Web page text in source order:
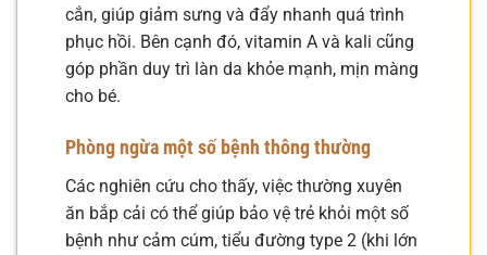
cắn, giúp giảm sưng và đẩy nhanh quá trình
phục hồi. Bên cạnh đó, vitamin A và kali cũng
góp phần duy trì làn da khỏe mạnh, mịn màng
cho bé.
Phòng ngừa một số bệnh thông thường
Các nghiên cứu cho thấy, việc thường xuyên
ăn bắp cải có thể giúp bảo vệ trẻ khỏi một số
bệnh như cảm cúm, tiểu đường type 2 (khi lớn